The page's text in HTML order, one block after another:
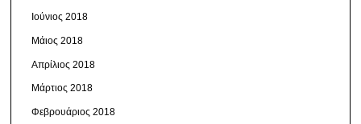
Ιούνιος 2018
Μάιος 2018
Απρίλιος 2018
Μάρτιος 2018
Φεβρουάριος 2018